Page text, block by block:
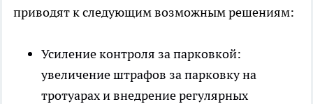
приводят к следующим возможным решениям:
Усиление контроля за парковкой:
увеличение штрафов за парковку на
тротуарах и внедрение регулярных